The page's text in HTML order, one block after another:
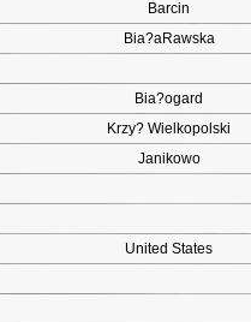
Barcin
Bia?aRawska
Bia?ogard
Krzy? Wielkopolski
Janikowo
United States